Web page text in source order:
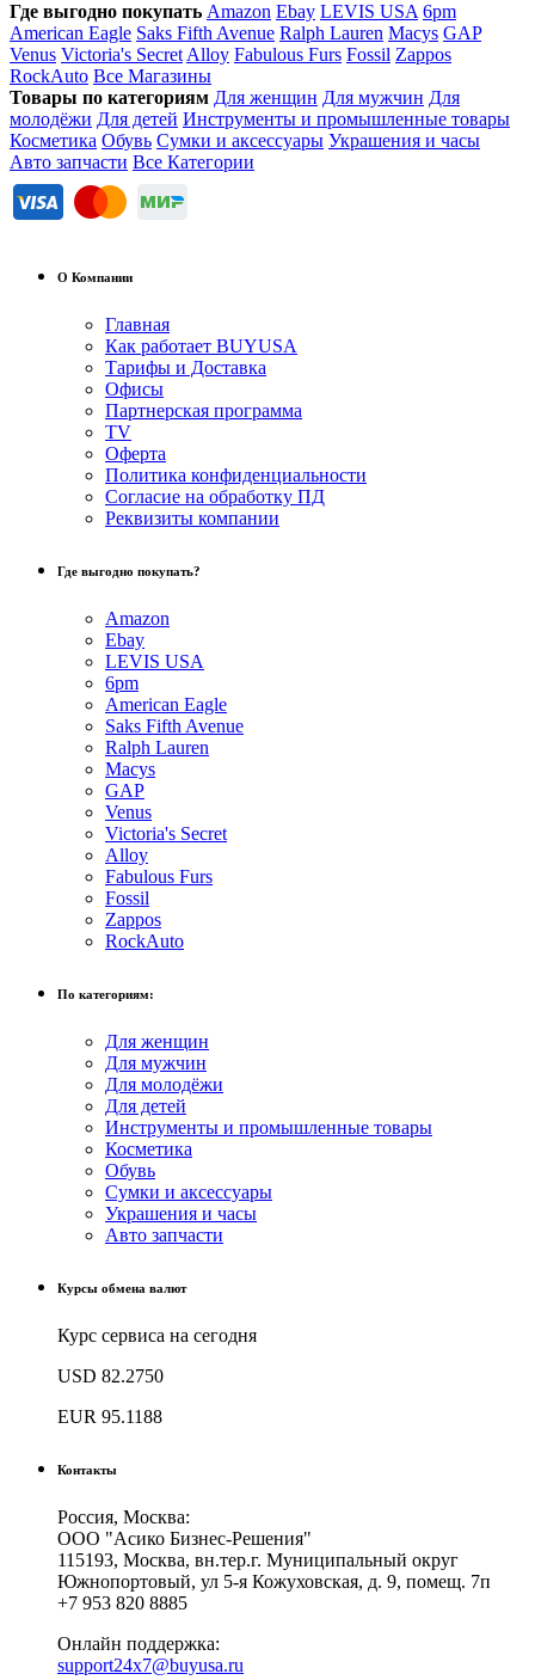
Где выгодно покупать Amazon Ebay LEVIS USA 6pm
American Eagle Saks Fifth Avenue Ralph Lauren Macys GAP
Venus Victoria's Secret Alloy Fabulous Furs Fossil Zappos
RockAuto Все Магазины
Товары по категориям Для женщин Для мужчин Для
молодёжи Для детей Инструменты и промышленные товары
Косметика Обувь Сумки и аксессуары Украшения и часы
Авто запчасти Все Категории
О Компании
Главная
Как работает BUYUSA
Тарифы и Доставка
Офисы
Партнерская программа
TV
Оферта
Политика конфиденциальности
Согласие на обработку ПД
Реквизиты компании
Где выгодно покупать?
Amazon
Ebay
LEVIS USA
6pm
American Eagle
Saks Fifth Avenue
Ralph Lauren
Macys
GAP
Venus
Victoria's Secret
Alloy
Fabulous Furs
Fossil
Zappos
RockAuto
По категориям:
Для женщин
Для мужчин
Для молодёжи
Для детей
Инструменты и промышленные товары
Косметика
Обувь
Сумки и аксессуары
Украшения и часы
Авто запчасти
Курсы обмена валют
Курс сервиса на сегодня
USD 82.2750
EUR 95.1188
Контакты
Россия, Москва:
ООО "Асико Бизнес-Решения"
115193, Москва, вн.тер.г. Муниципальный округ
Южнопортовый, ул 5-я Кожуховская, д. 9, помещ. 7п
+7 953 820 8885
Онлайн поддержка:
support24x7@buyusa.ru